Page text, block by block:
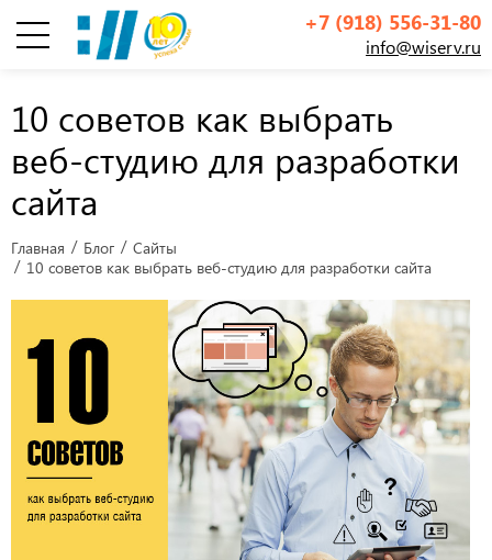
+7 (918) 556-31-80
info@wiserv.ru
10 советов как выбрать
веб-студию для разработки
сайта
Главная Блог
Сайты
10 советов как выбрать веб-студию для разработки сайта